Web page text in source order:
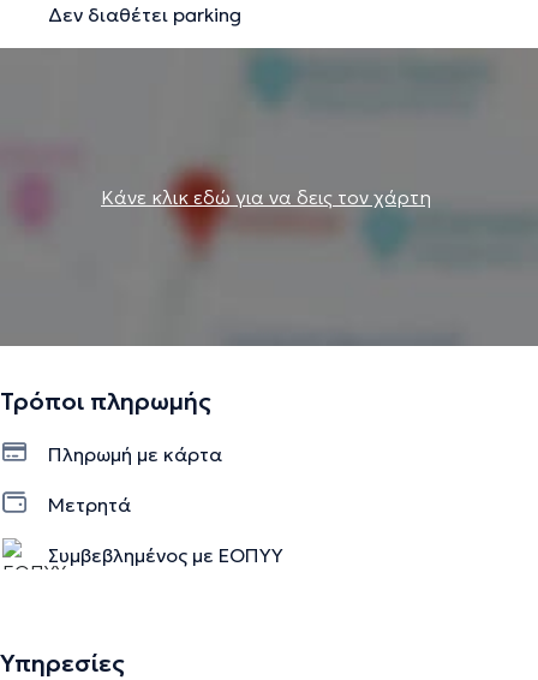
Δεν διαθέτει parking
Κάνε κλικ εδώ για να δεις τον χάρτη
Τρόποι πληρωμής
Πληρωμή με κάρτα
Μετρητά
Συμβεβλημένος με ΕΟΠΥΥ
Υπηρεσίες